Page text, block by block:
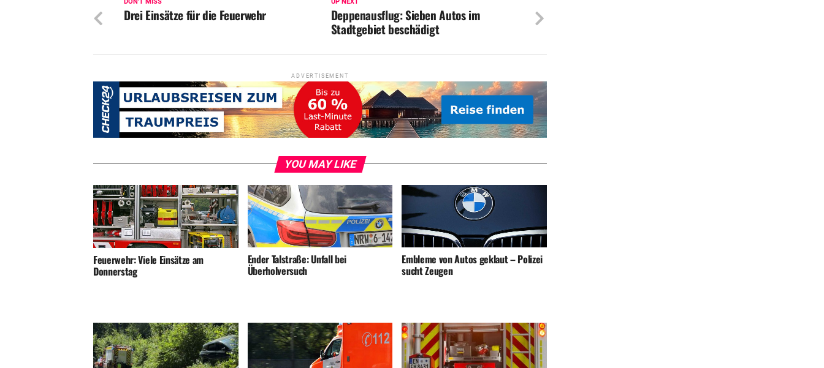
UP NEXT
Deppenausflug: Sieben Autos im
Stadtgebiet beschädigt
DON'T MISS
Drei Einsätze für die Feuerwehr
ADVERTISEMENT
YOU MAY LIKE
Feuerwehr: Viele Einsätze am
Donnerstag
Ender Talstraße: Unfall bei
Überholversuch
Embleme von Autos geklaut – Polizei
sucht Zeugen